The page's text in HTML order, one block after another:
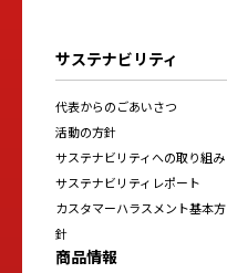
サステナビリティ
代表からのごあいさつ
活動の方針
サステナビリティへの取り組み
サステナビリティレポート
カスタマーハラスメント基本方
針
商品情報